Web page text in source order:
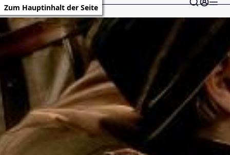
Zum Hauptinhalt der Seite